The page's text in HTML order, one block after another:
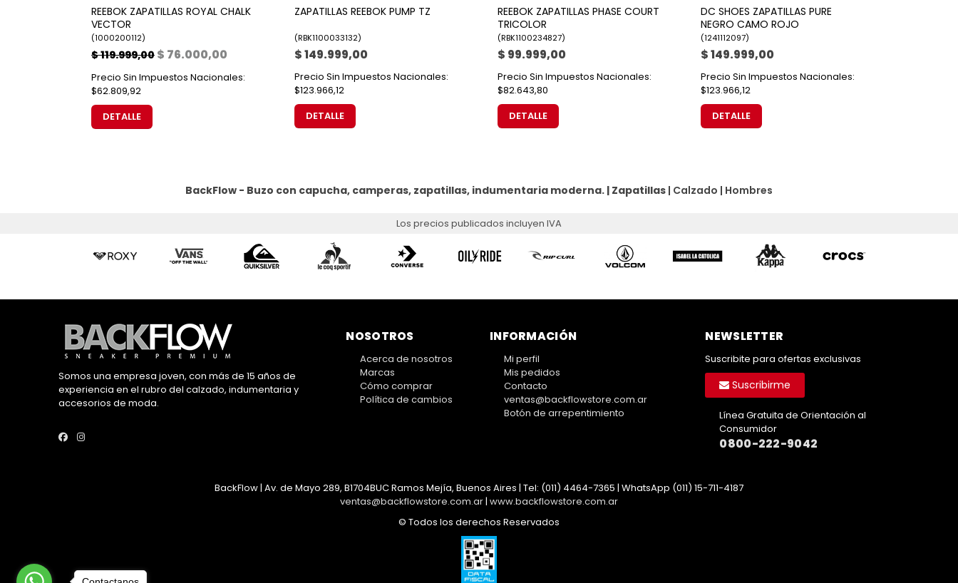
REEBOK ZAPATILLAS ROYAL CHALK
VECTOR
(1000200112)
$ 119.999,00 $ 76.000,00
Precio Sin Impuestos Nacionales:
$62.809,92
DETALLE
ZAPATILLAS REEBOK PUMP TZ
(RBK1100033132)
$ 149.999,00
Precio Sin Impuestos Nacionales:
$123.966,12
DETALLE
REEBOK ZAPATILLAS PHASE COURT
TRICOLOR
(RBK1100234827)
$ 99.999,00
Precio Sin Impuestos Nacionales:
$82.643,80
DETALLE
DC SHOES ZAPATILLAS PURE
NEGRO CAMO ROJO
(1241112097)
$ 149.999,00
Precio Sin Impuestos Nacionales:
$123.966,12
DETALLE
BackFlow - Buzo con capucha, camperas, zapatillas, indumentaria moderna. | Zapatillas | Calzado | Hombres
Los precios publicados incluyen IVA
Somos una empresa joven, con más de 15 años de
experiencia en el rubro del calzado, indumentaria y
accesorios de moda.
NOSOTROS
Acerca de nosotros
Marcas
Cómo comprar
Política de cambios
INFORMACIÓN
Mi perfil
Mis pedidos
Contacto
ventas@backflowstore.com.ar
Botón de arrepentimiento
NEWSLETTER
Suscribite para ofertas exclusivas
Suscribirme
Línea Gratuita de Orientación al
Consumidor
0800-222-9042
BackFlow | Av. de Mayo 289, B1704BUC Ramos Mejía, Buenos Aires | Tel: (011) 4464-7365 | WhatsApp (011) 15-711-4187
ventas@backflowstore.com.ar| www.backflowstore.com.ar
© Todos los derechos Reservados